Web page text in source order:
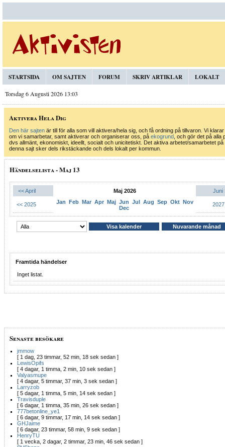
STARTSIDA OM SAJTEN FORUM SKRIV ARTIKLAR LOKALT
Torsdag 6 Augusti 2026 13:03
Aktivera Hela Dig
Den här sajten är till för alla som vill aktivera/hela sig, och få ordning på tillvaron. Vi klarar
om vi samarbetar, samt aktiverar och organiserar oss, på ekogrund , och gör det på alla
dvs allmänt, ekonomiskt, ideellt, socialt och unicitetiskt. Det aktiva arbetet/samarbetet på
denna sajt sker dels rikstäckande och dels lokalt per kommun.
Händelselista - Maj 13
<< April Maj 2026 Juni
<< 2025 Jan Feb Mar Apr Maj Jun Jul Aug Sep Okt Nov
Dec
Framtida händelser
Inget listat.
Senaste besökare
jmmow
[ 1 dag, 23 timmar, 52 min, 18 sek sedan ]
LewisOpifs
[ 4 dagar, 1 timma, 2 min, 10 sek sedan ]
Valyasmupe
[ 4 dagar, 5 timmar, 37 min, 3 sek sedan ]
Larryzob
[ 5 dagar, 1 timma, 5 min, 14 sek sedan ]
Travisduple
[ 6 dagar, 1 timma, 35 min, 26 sek sedan ]
777betonline_ye1
[ 6 dagar, 9 timmar, 17 min, 14 sek sedan ]
GHJaime
[ 6 dagar, 23 timmar, 58 min, 9 sek sedan ]
HenryTU
[ 1 vecka, 2 dagar, 2 timmar, 23 min, 46 sek sedan ]